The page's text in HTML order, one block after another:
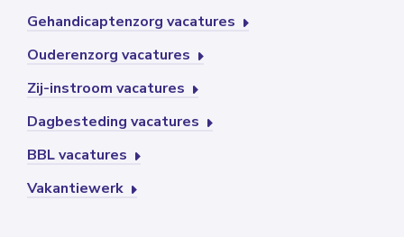
Gehandicaptenzorg vacatures
Ouderenzorg vacatures
Zij-instroom vacatures
Dagbesteding vacatures
BBL vacatures
Vakantiewerk